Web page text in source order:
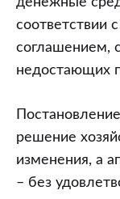
соответствии
соглашением,
недостающих
решение
изменения, а
– без